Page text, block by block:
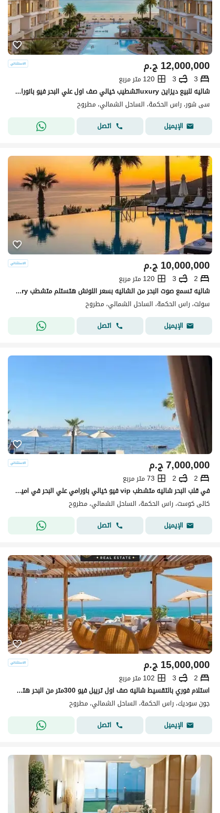
ج.م12,000,000
3
3
120 متر مربع
شاليه للبيع ديزاين luxuryتشطيب خيالي صف اول علي البحر فيو بانورامي ع البحر+ الشاليه تريبل فيو pool+land scap +sea بجوار فوكا باي-لافيستا-كالي كوست-سيا
سى شور، راس الحكمة، الساحل الشمالي، مطروح
الإيميل
اتصل
ج.م10,000,000
2
3
120 متر مربع
شاليه تسمع صوت البحر من الشاليه بسعر اللونش هتستلم متشطب ultra luxury من البحر 2د - صف اول وفيو بانورامي في اميز لوكيشن في العلمين مع اسهل خطه سداد
سولت، راس الحكمة، الساحل الشمالي، مطروح
الإيميل
اتصل
ج.م7,000,000
2
2
73 متر مربع
في قلب البحر شاليه متشطب vip فيو خيالي باورامي علي البحر في اميز لوكيشن في القريه شاليه استثمار مضمون طوال السنه بعائد لايقل عن 70الف
كالى كوست، راس الحكمة، الساحل الشمالي، مطروح
الإيميل
اتصل
ج.م15,000,000
2
3
102 متر مربع
استلام فوري بالتقسيط شاليه صف اول تريبل فيو 300متر من البحر هتسمع صوت البحر من الشاليه متشطب الترا لوكس بجاور سيزر سوديك - لافيستا باي
جون سوديك، راس الحكمة، الساحل الشمالي، مطروح
الإيميل
اتصل